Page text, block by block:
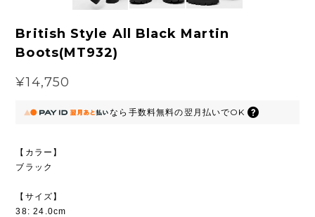
British Style All Black Martin
Boots(MT932)
¥14,750
なら 手数料無料の翌月払いでOK
【カラー】
ブラック
【サイズ】
38: 24.0cm